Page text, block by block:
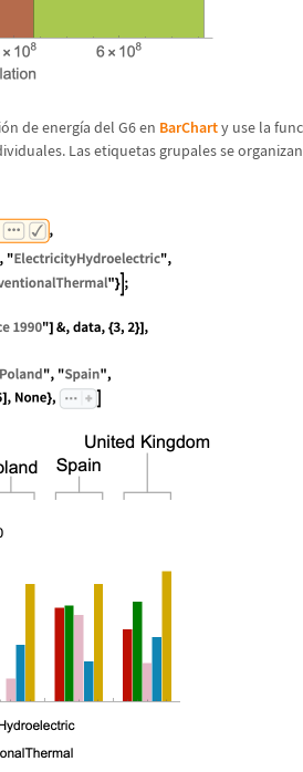
ón de energía del G6 en BarCharty use la
Las etiquetas grupales se organizan